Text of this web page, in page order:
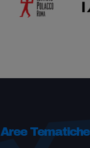
Aree Tematiche